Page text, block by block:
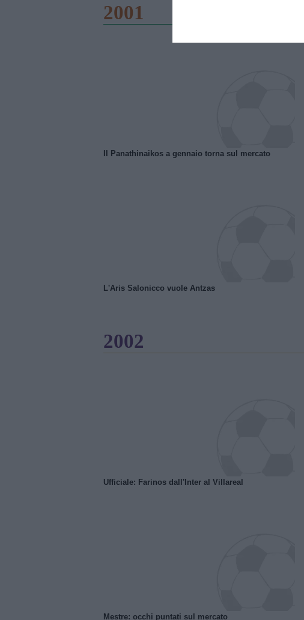
2001
Il Panathinaikos a gennaio torna sul mercato
L'Aris Salonicco vuole Antzas
2002
Ufficiale: Farinos dall'Inter al Villareal
Mestre: occhi puntati sul mercato